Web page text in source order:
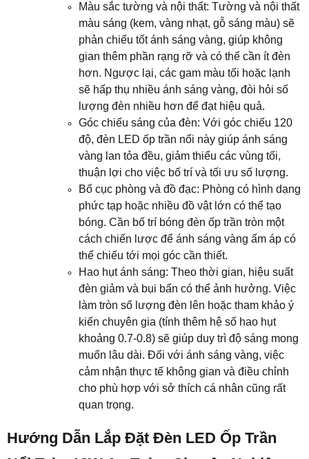
Màu sắc tường và nội thất: Tường và nội thất
màu sáng (kem, vàng nhạt, gỗ sáng màu) sẽ
phản chiếu tốt ánh sáng vàng, giúp không
gian thêm phần rạng rỡ và có thể cần ít đèn
hơn. Ngược lại, các gam màu tối hoặc lạnh
sẽ hấp thụ nhiều ánh sáng vàng, đòi hỏi số
lượng đèn nhiều hơn để đạt hiệu quả.
Góc chiếu sáng của đèn: Với góc chiếu 120
độ, đèn LED ốp trần nổi này giúp ánh sáng
vàng lan tỏa đều, giảm thiểu các vùng tối,
thuận lợi cho việc bố trí và tối ưu số lượng.
Bố cục phòng và đồ đạc: Phòng có hình dạng
phức tạp hoặc nhiều đồ vật lớn có thể tạo
bóng. Cần bố trí bóng đèn ốp trần tròn một
cách chiến lược để ánh sáng vàng ấm áp có
thể chiếu tới mọi góc cần thiết.
Hao hụt ánh sáng: Theo thời gian, hiệu suất
đèn giảm và bụi bẩn có thể ảnh hưởng. Việc
làm tròn số lượng đèn lên hoặc tham khảo ý
kiến chuyên gia (tính thêm hệ số hao hụt
khoảng 0.7-0.8) sẽ giúp duy trì độ sáng mong
muốn lâu dài. Đối với ánh sáng vàng, việc
cảm nhận thực tế không gian và điều chỉnh
cho phù hợp với sở thích cá nhân cũng rất
quan trọng.
Hướng Dẫn Lắp Đặt Đèn LED Ốp Trần